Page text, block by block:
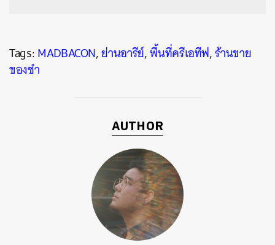
Tags:MADBACON,ย่านอารีย์,พื้นที่ครีเอทีฟ,ร้านขาย
ของชำ
AUTHOR